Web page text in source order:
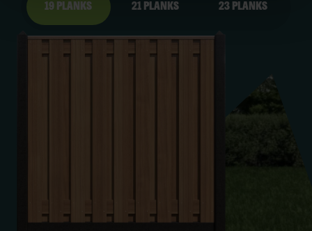
19 Planks 21 Planks 23 Planks